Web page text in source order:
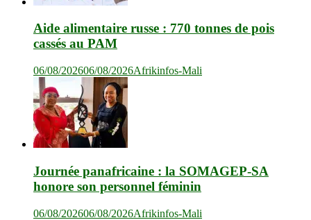
Aide alimentaire russe : 770 tonnes de pois
cassés au PAM
06/08/202606/08/2026Afrikinfos-Mali
Journée panafricaine : la SOMAGEP-SA
honore son personnel féminin
06/08/202606/08/2026Afrikinfos-Mali